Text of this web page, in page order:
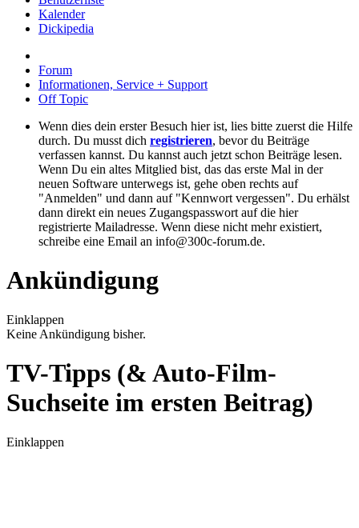
Kalender
Dickipedia
Forum
Informationen, Service + Support
Off Topic
Wenn dies dein erster Besuch hier ist, lies bitte zuerst die Hilfe
durch. Du musst dich registrieren, bevor du Beiträge
verfassen kannst. Du kannst auch jetzt schon Beiträge lesen.
Wenn Du ein altes Mitglied bist, das das erste Mal in der
neuen Software unterwegs ist, gehe oben rechts auf
"Anmelden" und dann auf "Kennwort vergessen". Du erhälst
dann direkt ein neues Zugangspasswort auf die hier
registrierte Mailadresse. Wenn diese nicht mehr existiert,
schreibe eine Email an info@300c-forum.de.
Ankündigung
Einklappen
Keine Ankündigung bisher.
TV-Tipps (& Auto-Film-
Suchseite im ersten Beitrag)
Einklappen